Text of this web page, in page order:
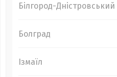
Білгород-Дністровський
Болград
Ізмаїл